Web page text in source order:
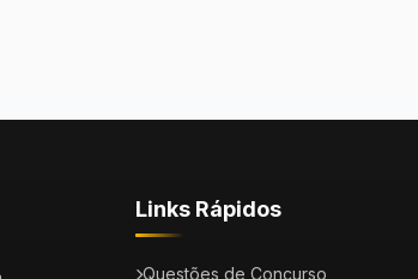
Links Rápidos
Questões de Concurso